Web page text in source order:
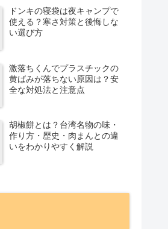
ドンキの寝袋は夜キャンプで
使える？寒さ対策と後悔しな
い選び方
激落ちくんでプラスチックの
黄ばみが落ちない原因は？安
全な対処法と注意点
胡椒餅とは？台湾名物の味・
作り方・歴史・肉まんとの違
いをわかりやすく解説